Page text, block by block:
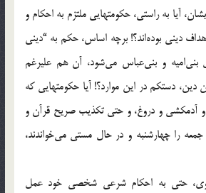
آیا به‌ راستی، حکومتهایی‌ ملتزم‌ به‌ احکام‌ و
دینی‌ بوده‌اند؟! برچه‌ اساس، حکم‌ به‌ “دینی‌
بنی‌امیه‌ و بنی‌عباس‌ می‌شود، آن‌ هم‌ علیرغم‌
دین، دستکم‌ در این‌ موارد؟! آیا حکومتهایی‌ که‌
آدمکشی‌ و دروغ، و حتی‌ تکذیب‌ صریح‌ قرآن‌ و
را چهارشنبه‌ و در حال‌ مستی‌ می‌خواندند،
حتی‌ به‌ احکام‌ شرعی‌ شخصی‌ خود عمل‌